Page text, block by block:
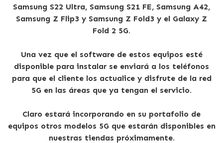
Samsung S22 Ultra, Samsung S21 FE, Samsung A42,
Samsung Z Flip3 y Samsung Z Fold3 y el Galaxy Z
Fold 2 5G.
Una vez que el software de estos equipos esté
disponible para instalar se enviará a los teléfonos
para que el cliente los actualice y disfrute de la red
5G en las áreas que ya tengan el servicio.
Claro estará incorporando en su portafolio de
equipos otros modelos 5G que estarán disponibles en
nuestras tiendas próximamente.